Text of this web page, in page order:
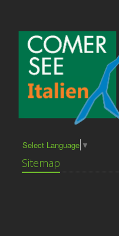
Select Language ▼
Sitemap